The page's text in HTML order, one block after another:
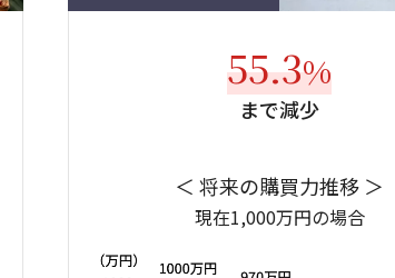
55.3%
まで減少
＜ 将来の購買力推移 ＞
現在1,000万円の場合